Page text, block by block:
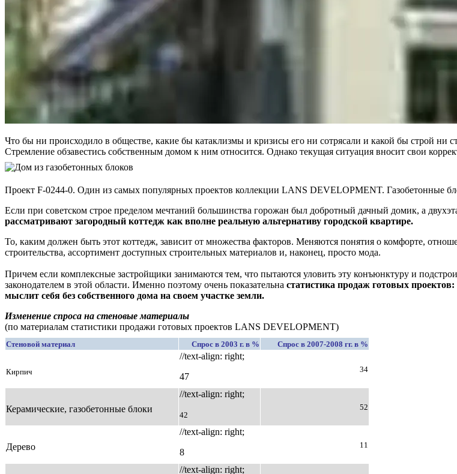
Что бы ни происходило в обществе, какие бы катаклизмы и кризисы его ни сотрясали и какой бы строй ни
Стремление обзавестись собственным домом к ним относится. Однако текущая ситуация вносит свои
Проект F-0244-0. Один из самых популярных проектов коллекции LANS DEVELOPMENT. Газобетонные
Если при советском строе пределом мечтаний большинства горожан был добротный дачный домик, а
рассматривают загородный коттедж как вполне реальную альтернативу городской квартире.
То, каким должен быть этот коттедж, зависит от множества факторов. Меняются понятия о комфорте,
строительства, ассортимент доступных строительных материалов и, наконец, просто мода.
Причем если комплексные застройщики занимаются тем, что пытаются уловить эту конъюнктуру и
законодателем в этой области. Именно поэтому очень показательна статистика продаж готовых
мыслит себя без собственного дома на своем участке земли.
Изменение спроса на стеновые материалы
(по материалам статистики продажи готовых проектов LANS DEVELOPMENT)
Стеновой материал Спрос в 2003 г. в % Спрос в 2007-2008 гг. в %
Кирпич
//text-align: right;
47
34
Керамические, газобетонные блоки
//text-align: right;
42
52
Дерево
//text-align: right;
8
11
//text-align: right;